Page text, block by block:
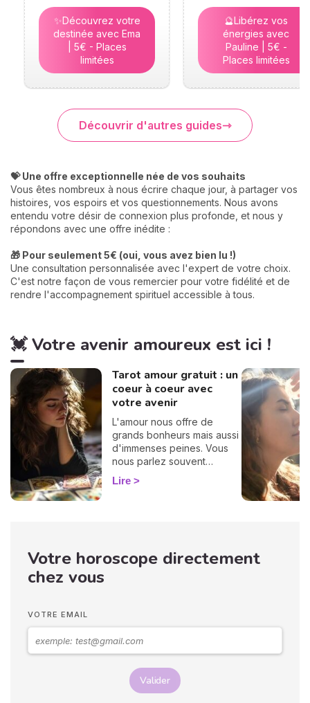
✨Découvrez votre
destinée avec Ema
| 5€ - Places
limitées
🔮Libérez vos
énergies avec
Pauline | 5€ -
Places limitées
Découvrir d'autres guides
💝 Une offre exceptionnelle née de vos souhaits
Vous êtes nombreux à nous écrire chaque jour, à partager vos
histoires, vos espoirs et vos questionnements. Nous avons
entendu votre désir de connexion plus profonde, et nous y
répondons avec une offre inédite :
🎁 Pour seulement 5€ (oui, vous avez bien lu !)
Une consultation personnalisée avec l'expert de votre choix.
C'est notre façon de vous remercier pour votre fidélité et de
rendre l'accompagnement spirituel accessible à tous.
💓 Votre avenir amoureux est ici !
Tarot amour gratuit : un
coeur à coeur avec
votre avenir
L'amour nous offre de
grands bonheurs mais aussi
d'immenses peines. Vous
nous parlez souvent
d'amour dans vos
messages, vous nous
spéciale voyance amour.
Tirage de tarot amoureux,
Lire
Votre horoscope directement
chez vous
VOTRE EMAIL
Valider